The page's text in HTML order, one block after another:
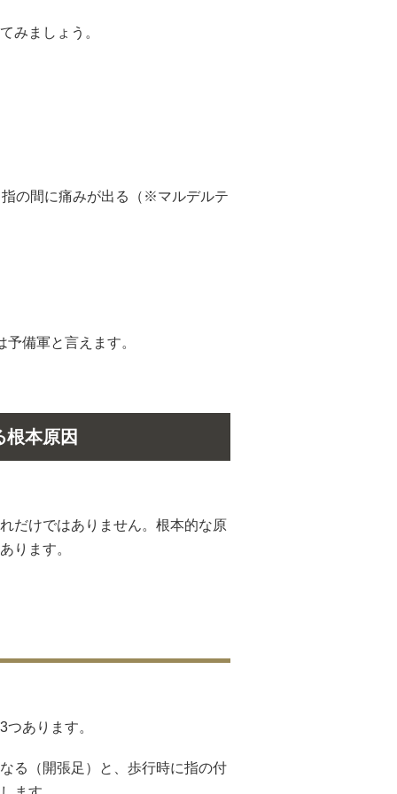
みましょう。
の間に痛みが出る（※マルデルテ
備軍と言えます。
本原因
だけではありません。根本的な原
ります。
あります。
る（開張足）と、歩行時に指の付